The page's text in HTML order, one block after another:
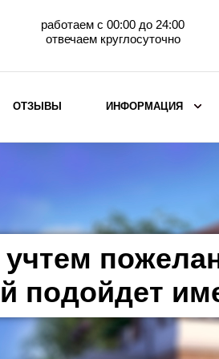
работаем с 00:00 до 24:00
отвечаем круглосуточно
заборы для дачи
с кирпичными столбами
заборы
ограждения
ОТЗЫВЫ ИНФОРМАЦИЯ
подойдет